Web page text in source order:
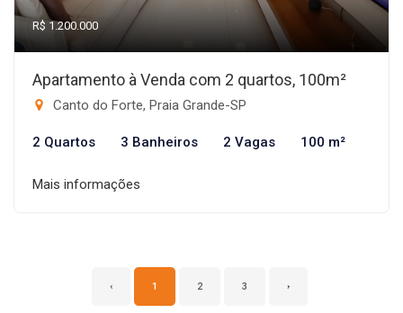
R$ 1.200.000
Apartamento à Venda com 2 quartos, 100m²
Canto do Forte, Praia Grande-SP
2 Quartos 3 Banheiros 2 Vagas 100 m²
Mais informações
‹ 1 2 3 ›